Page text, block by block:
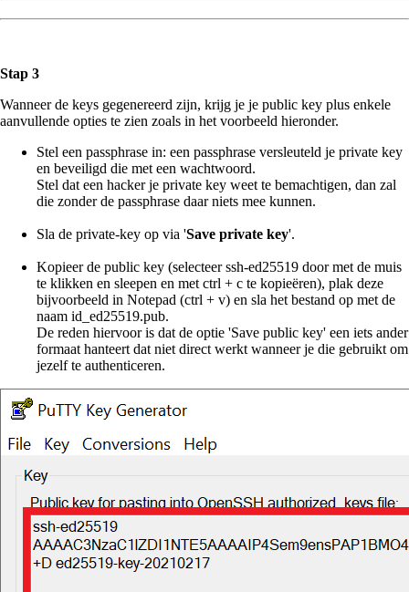
Stap 3
Wanneer de keys gegenereerd zijn, krijg je je public key plus enkele
aanvullende opties te zien zoals in het voorbeeld hieronder.
Stel een passphrase in: een passphrase versleuteld je private key
en beveiligd die met een wachtwoord.
Stel dat een hacker je private key weet te bemachtigen, dan zal
die zonder de passphrase daar niets mee kunnen.
Sla de private-key op via 'Save private key'.
Kopieer de public key (selecteer ssh-ed25519 door met de muis
te klikken en sleepen en met ctrl + c te kopieëren), plak deze
bijvoorbeeld in Notepad (ctrl + v) en sla het bestand op met de
naam id_ed25519.pub.
De reden hiervoor is dat de optie 'Save public key' een iets ander
formaat hanteert dat niet direct werkt wanneer je die gebruikt om
jezelf te authenticeren.